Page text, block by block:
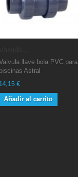
llave bola PVC para
piscinas Astral
14,15 €
Añadir al carrito